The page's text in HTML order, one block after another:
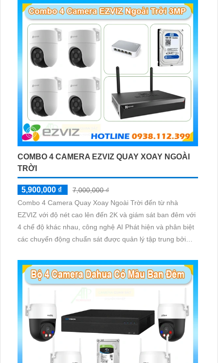
COMBO 4 CAMERA EZVIZ QUAY XOAY NGOÀI
TRỜI
5,900,000 ₫
7,000,000 ₫
Combo 4 Camera Quay Xoay Ngoài Trời đến từ nhà
EZVIZ với độ nét cao lên đến 2K và giám sát ban đêm với
4 chế độ khác nhau, công nghệ AI Phát hiện và phân biệt
các chuyển động chuẩn sát được quản lý tập trung bởi